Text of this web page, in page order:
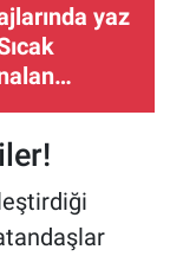
yaz
akın